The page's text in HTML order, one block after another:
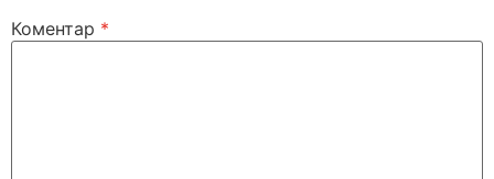
Коментар *